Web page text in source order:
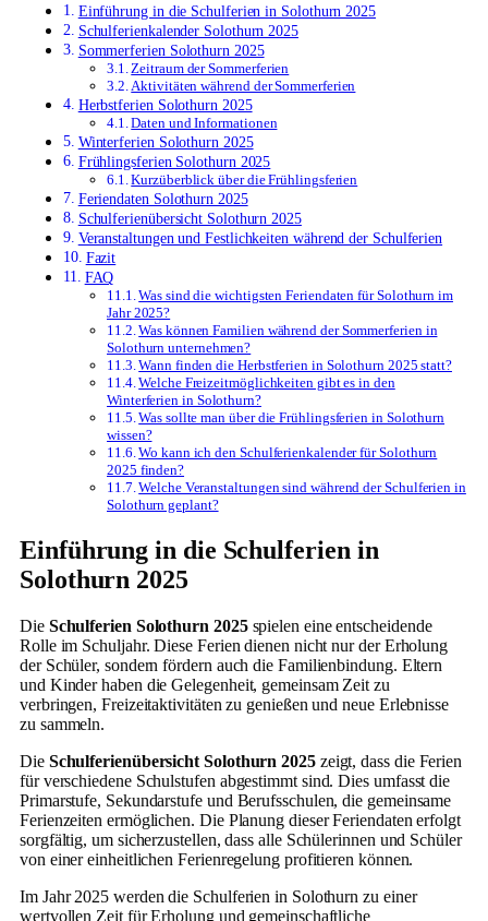
Einführung in die Schulferien in Solothurn 2025
Schulferienkalender Solothurn 2025
Sommerferien Solothurn 2025
Zeitraum der Sommerferien
Aktivitäten während der Sommerferien
Herbstferien Solothurn 2025
Daten und Informationen
Winterferien Solothurn 2025
Frühlingsferien Solothurn 2025
Kurzüberblick über die Frühlingsferien
Feriendaten Solothurn 2025
Schulferienübersicht Solothurn 2025
Veranstaltungen und Festlichkeiten während der Schulferien
Fazit
FAQ
Was sind die wichtigsten Feriendaten für Solothurn im
Jahr 2025?
Was können Familien während der Sommerferien in
Solothurn unternehmen?
Wann finden die Herbstferien in Solothurn 2025 statt?
Welche Freizeitmöglichkeiten gibt es in den
Winterferien in Solothurn?
Was sollte man über die Frühlingsferien in Solothurn
wissen?
Wo kann ich den Schulferienkalender für Solothurn
2025 finden?
Welche Veranstaltungen sind während der Schulferien in
Solothurn geplant?
Einführung in die Schulferien in
Solothurn 2025
Die Schulferien Solothurn 2025spielen eine entscheidende
Rolle im Schuljahr. Diese Ferien dienen nicht nur der Erholung
der Schüler, sondern fördern auch die Familienbindung. Eltern
und Kinder haben die Gelegenheit, gemeinsam Zeit zu
verbringen, Freizeitaktivitäten zu genießen und neue Erlebnisse
zu sammeln.
Die Schulferienübersicht Solothurn 2025zeigt, dass die Ferien
für verschiedene Schulstufen abgestimmt sind. Dies umfasst die
Primarstufe, Sekundarstufe und Berufsschulen, die gemeinsame
Ferienzeiten ermöglichen. Die Planung dieser Feriendaten erfolgt
sorgfältig, um sicherzustellen, dass alle Schülerinnen und Schüler
von einer einheitlichen Ferienregelung profitieren können.
Im Jahr 2025 werden die Schulferien in Solothurn zu einer
wertvollen Zeit für Erholung und gemeinschaftliche